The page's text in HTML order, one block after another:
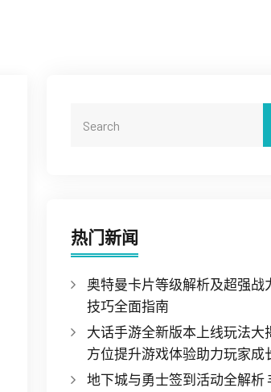
热门新闻
奥特曼卡片等级解析及超强战
技巧全面指南
大话手游全新版本上线玩法大
方位提升游戏体验助力玩家成
地下城与勇士签到活动全解析